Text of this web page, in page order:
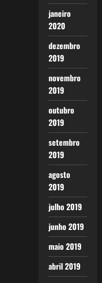
janeiro
2020
dezembro
2019
novembro
2019
outubro
2019
setembro
2019
agosto
2019
julho 2019
junho 2019
maio 2019
abril 2019